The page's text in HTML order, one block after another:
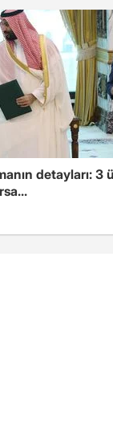
detayları: 3